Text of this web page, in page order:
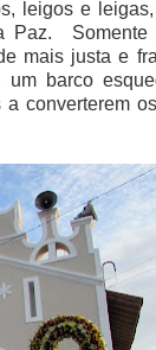
leigos e
Paz. Somente
mais justa e
barco
converterem